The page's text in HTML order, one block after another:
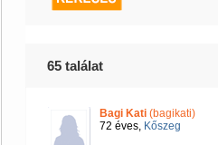
65 találat
Bagi Kati (bagikati)
72 éves, Kőszeg